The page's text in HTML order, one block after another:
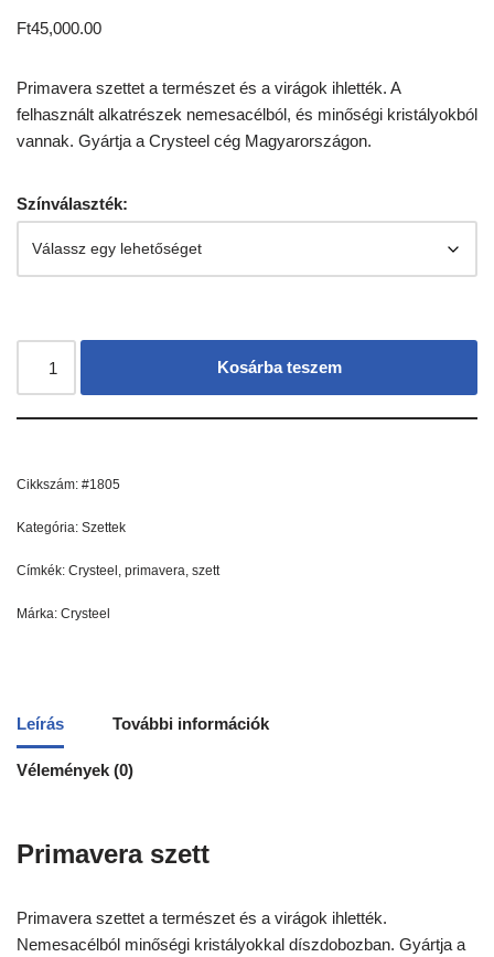
Ft45,000.00
Primavera szettet a természet és a virágok ihlették. A
felhasznált alkatrészek nemesacélból, és minőségi kristályokból
vannak. Gyártja a Crysteel cég Magyarországon.
Színválaszték:
Kosárba teszem
Cikkszám: #1805
Kategória: Szettek
Címkék: Crysteel , primavera, szett
Márka: Crysteel
Leírás További információk
Vélemények (0)
Primavera szett
Primavera szettet a természet és a virágok ihlették.
Nemesacélból minőségi kristályokkal díszdobozban. Gyártja a